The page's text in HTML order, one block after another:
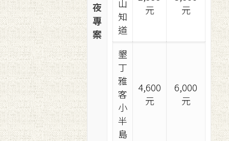
夜
專
案
山
知
道
元
元
墾
丁
雅
客
小
半
島
4,600
元
6,000
元